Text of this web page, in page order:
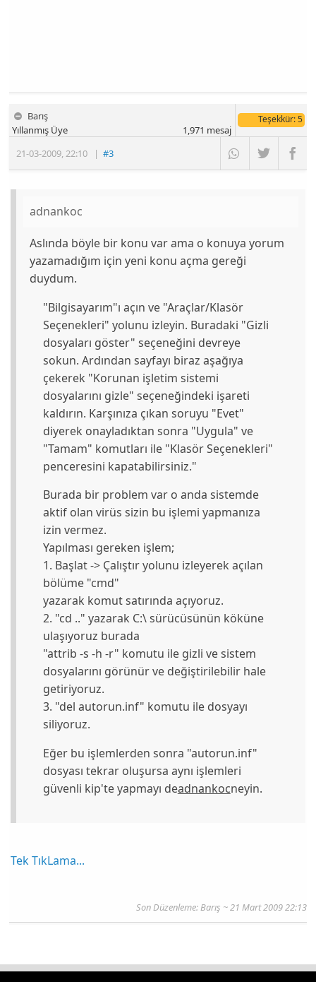
Barış
21-03-2009,22:10 |#3
Yıllanmış Üye
Teşekkür: 5
1,971 mesaj
adnankoc
Aslında böyle bir konu var ama o konuya yorum
yazamadığım için yeni konu açma gereği
duydum.
"Bilgisayarım"ı açın ve "Araçlar/Klasör
Seçenekleri" yolunu izleyin. Buradaki "Gizli
dosyaları göster" seçeneğini devreye
sokun. Ardından sayfayı biraz aşağıya
çekerek "Korunan işletim sistemi
dosyalarını gizle" seçeneğindeki işareti
kaldırın. Karşınıza çıkan soruyu "Evet"
diyerek onayladıktan sonra "Uygula" ve
"Tamam" komutları ile "Klasör Seçenekleri"
penceresini kapatabilirsiniz."
Burada bir problem var o anda sistemde
aktif olan virüs sizin bu işlemi yapmanıza
izin vermez.
Yapılması gereken işlem;
1. Başlat -> Çalıştır yolunu izleyerek açılan
bölüme "cmd"
yazarak komut satırında açıyoruz.
2. "cd .." yazarak C:\ sürücüsünün köküne
ulaşıyoruz burada
"attrib -s -h -r" komutu ile gizli ve sistem
dosyalarını görünür ve değiştirilebilir hale
getiriyoruz.
3. "del autorun.inf" komutu ile dosyayı
siliyoruz.
Eğer bu işlemlerden sonra "autorun.inf"
dosyası tekrar oluşursa aynı işlemleri
güvenli kip'te yapmayı deadnankocneyin.
Tek TıkLama...
Son Düzenleme: Barış ~ 21 Mart 2009 22:13